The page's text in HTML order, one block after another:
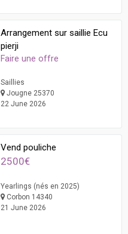
Arrangement sur saillie Ecu
pierji
Faire une offre
Saillies
Jougne 25370
22 June 2026
Vend pouliche
2500€
Yearlings (nés en 2025)
Corbon 14340
21 June 2026